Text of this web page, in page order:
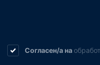
Согласен/а на